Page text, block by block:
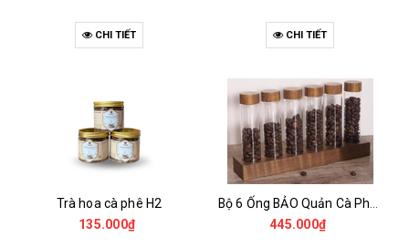
CHI TIẾT CHI TIẾT
Trà hoa cà phê H2
135.000₫
445.000₫